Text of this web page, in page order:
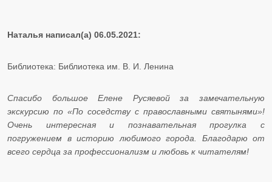
Наталья написал(а) 06.05.2021:
Библиотека: Библиотека им. В. И. Ленина
Спасибо большое Елене Русяевой за замечательную
экскурсию по «По соседству с православными святынями»!
Очень интересная и познавательная прогулка с
погружением в историю любимого города. Благодарю от
всего сердца за профессионализм и любовь к читателям!